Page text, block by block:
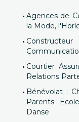
Agences de
la Mode,
Courtier
Relations
Bénévolat :
Parents
Danse